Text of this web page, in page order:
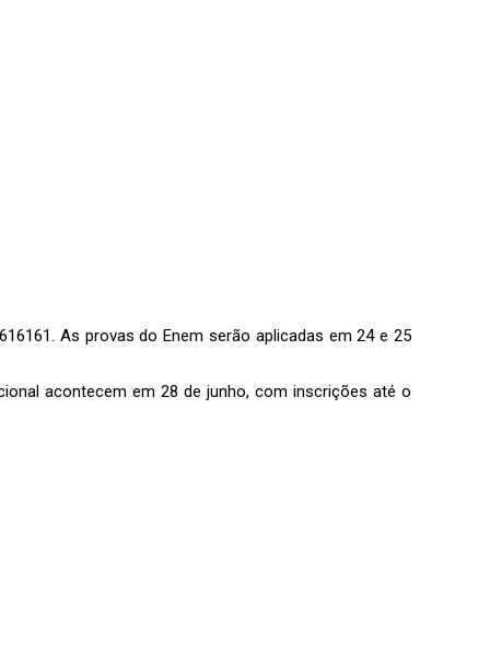
As provas do Enem serão aplicadas em 24 e 25
acontecem em 28 de junho, com inscrições até o